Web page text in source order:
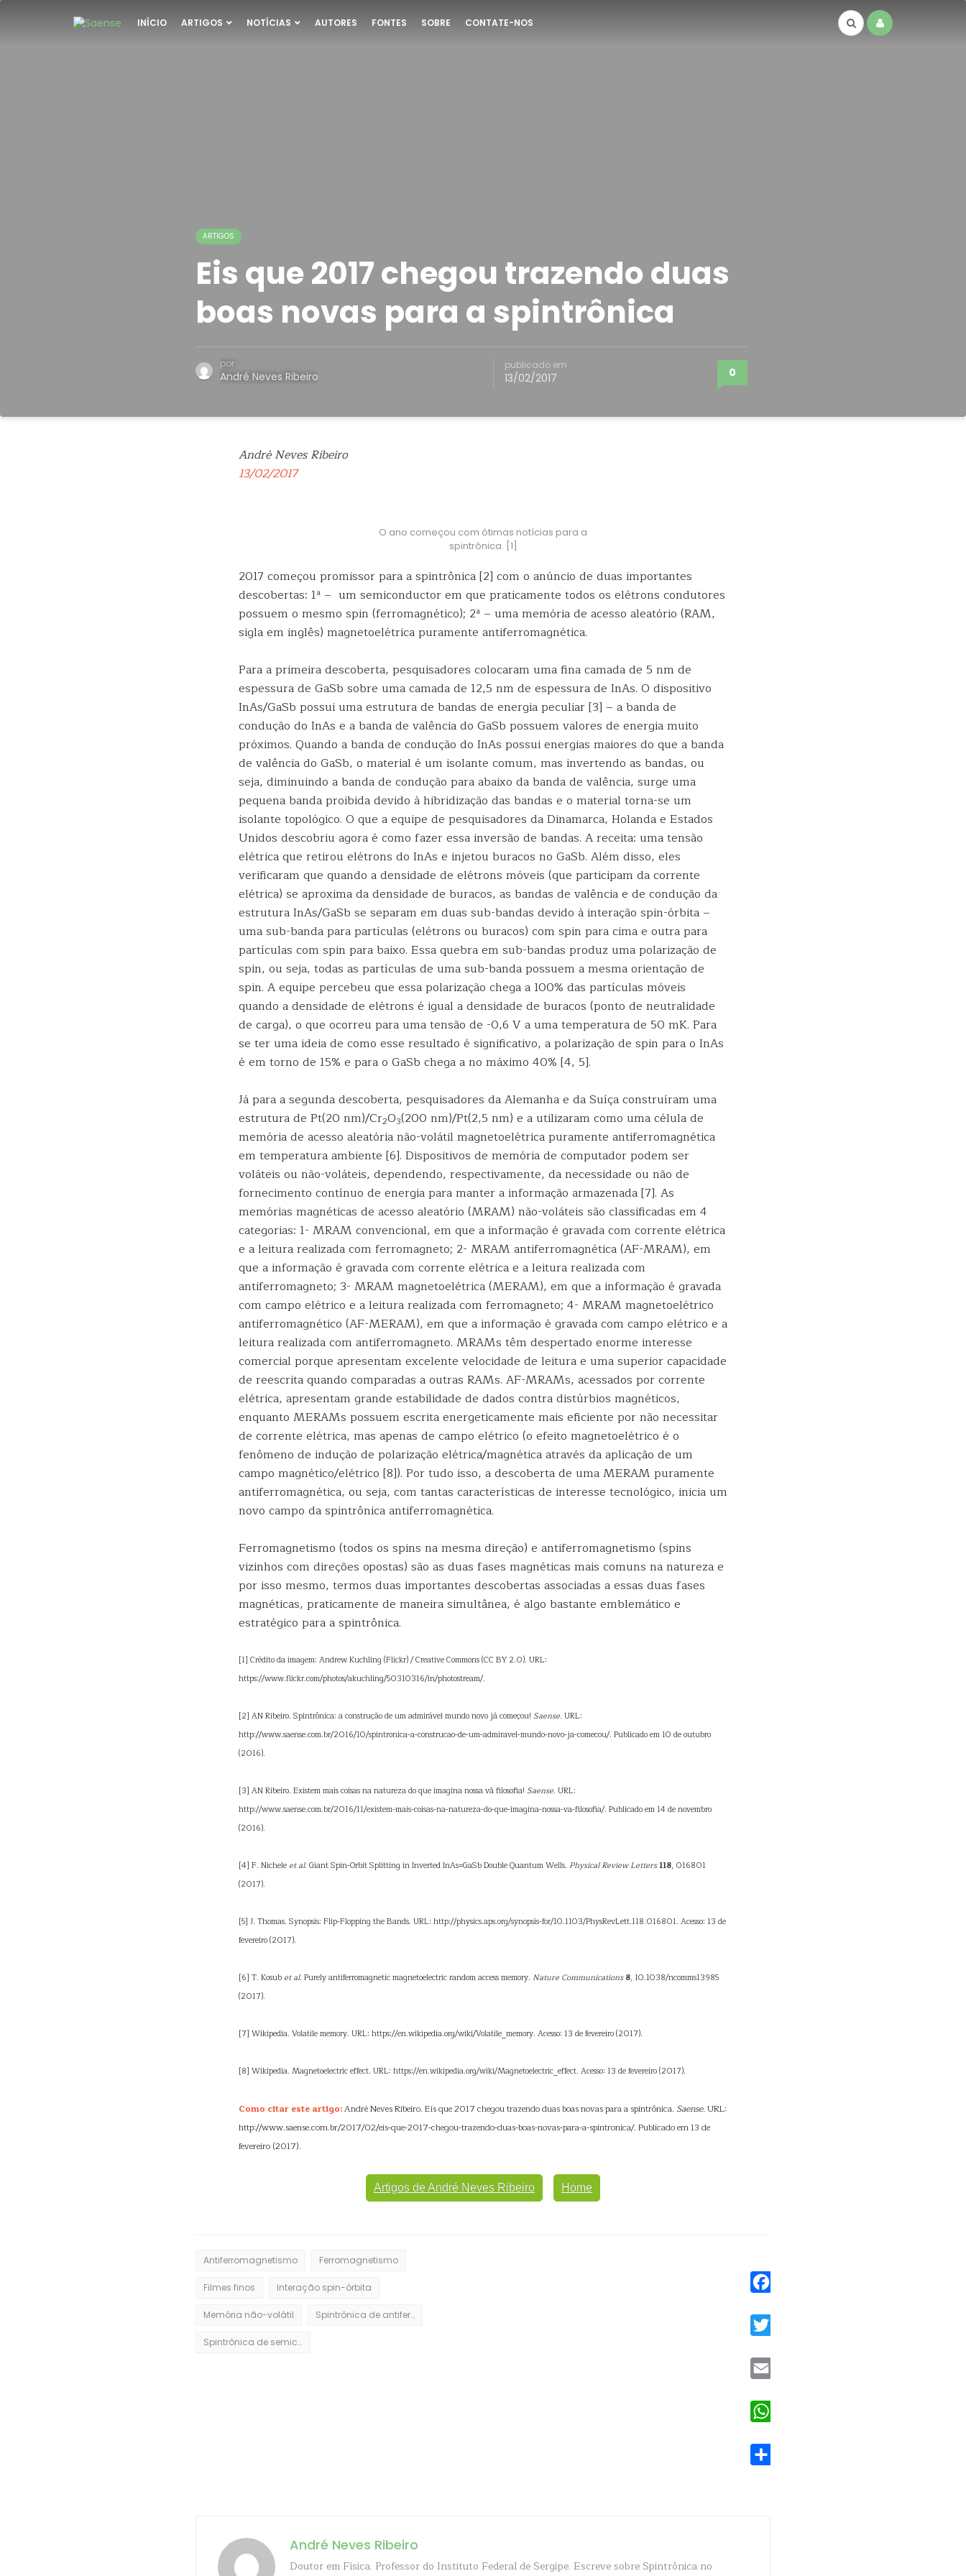
INÍCIO ARTIGOS NOTÍCIAS AUTORES FONTES SOBRE CONTATE-NOS
ARTIGOS
Eis que 2017 chegou trazendo duas
boas novas para a spintrônica
por
André Neves Ribeiro
publicado em
13/02/2017 0
André Neves Ribeiro
13/02/2017
O ano começou com ótimas notícias para a
spintrônica. [1]
2017 começou promissor para a spintrônica [2] com o anúncio de duas importantes
descobertas: 1ª – um semiconductor em que praticamente todos os elétrons condutores
possuem o mesmo spin (ferromagnético); 2ª – uma memória de acesso aleatório (RAM,
sigla em inglês) magnetoelétrica puramente antiferromagnética.
Para a primeira descoberta, pesquisadores colocaram uma fina camada de 5 nm de
espessura de GaSb sobre uma camada de 12,5 nm de espessura de InAs. O dispositivo
InAs/GaSb possui uma estrutura de bandas de energia peculiar [3] – a banda de
condução do InAs e a banda de valência do GaSb possuem valores de energia muito
próximos. Quando a banda de condução do InAs possui energias maiores do que a banda
de valência do GaSb, o material é um isolante comum, mas invertendo as bandas, ou
seja, diminuindo a banda de condução para abaixo da banda de valência, surge uma
pequena banda proibida devido à hibridização das bandas e o material torna-se um
isolante topológico. O que a equipe de pesquisadores da Dinamarca, Holanda e Estados
Unidos descobriu agora é como fazer essa inversão de bandas. A receita: uma tensão
elétrica que retirou elétrons do InAs e injetou buracos no GaSb. Além disso, eles
verificaram que quando a densidade de elétrons móveis (que participam da corrente
elétrica) se aproxima da densidade de buracos, as bandas de valência e de condução da
estrutura InAs/GaSb se separam em duas sub-bandas devido à interação spin-órbita –
uma sub-banda para partículas (elétrons ou buracos) com spin para cima e outra para
partículas com spin para baixo. Essa quebra em sub-bandas produz uma polarização de
spin, ou seja, todas as partículas de uma sub-banda possuem a mesma orientação de
spin. A equipe percebeu que essa polarização chega a 100% das partículas móveis
quando a densidade de elétrons é igual a densidade de buracos (ponto de neutralidade
de carga), o que ocorreu para uma tensão de -0,6 V a uma temperatura de 50 mK. Para
se ter uma ideia de como esse resultado é significativo, a polarização de spin para o InAs
é em torno de 15% e para o GaSb chega a no máximo 40% [4, 5].
Já para a segunda descoberta, pesquisadores da Alemanha e da Suíça construíram uma
estrutura de Pt(20 nm)/Cr2O3(200 nm)/Pt(2,5 nm) e a utilizaram como uma célula de
memória de acesso aleatória não-volátil magnetoelétrica puramente antiferromagnética
em temperatura ambiente [6]. Dispositivos de memória de computador podem ser
voláteis ou não-voláteis, dependendo, respectivamente, da necessidade ou não de
fornecimento contínuo de energia para manter a informação armazenada [7]. As
memórias magnéticas de acesso aleatório (MRAM) não-voláteis são classificadas em 4
categorias: 1- MRAM convencional, em que a informação é gravada com corrente elétrica
e a leitura realizada com ferromagneto; 2- MRAM antiferromagnética (AF-MRAM), em
que a informação é gravada com corrente elétrica e a leitura realizada com
antiferromagneto; 3- MRAM magnetoelétrica (MERAM), em que a informação é gravada
com campo elétrico e a leitura realizada com ferromagneto; 4- MRAM magnetoelétrico
antiferromagnético (AF-MERAM), em que a informação é gravada com campo elétrico e a
leitura realizada com antiferromagneto. MRAMs têm despertado enorme interesse
comercial porque apresentam excelente velocidade de leitura e uma superior capacidade
de reescrita quando comparadas a outras RAMs. AF-MRAMs, acessados por corrente
elétrica, apresentam grande estabilidade de dados contra distúrbios magnéticos,
enquanto MERAMs possuem escrita energeticamente mais eficiente por não necessitar
de corrente elétrica, mas apenas de campo elétrico (o efeito magnetoelétrico é o
fenômeno de indução de polarização elétrica/magnética através da aplicação de um
campo magnético/elétrico [8]). Por tudo isso, a descoberta de uma MERAM puramente
antiferromagnética, ou seja, com tantas características de interesse tecnológico, inicia um
novo campo da spintrônica antiferromagnética.
Ferromagnetismo (todos os spins na mesma direção) e antiferromagnetismo (spins
vizinhos com direções opostas) são as duas fases magnéticas mais comuns na natureza e
por isso mesmo, termos duas importantes descobertas associadas a essas duas fases
magnéticas, praticamente de maneira simultânea, é algo bastante emblemático e
estratégico para a spintrônica.
[1] Crédito da imagem: Andrew Kuchling (Flickr) / Creative Commons (CC BY 2.0). URL:
https://www.flickr.com/photos/akuchling/50310316/in/photostream/.
[2] AN Ribeiro. Spintrônica: a construção de um admirável mundo novo já começou! Saense. URL:
http://www.saense.com.br/2016/10/spintronica-a-construcao-de-um-admiravel-mundo-novo-ja-comecou/. Publicado em 10 de outubro
(2016).
[3] AN Ribeiro. Existem mais coisas na natureza do que imagina nossa vã filosofia! Saense. URL:
http://www.saense.com.br/2016/11/existem-mais-coisas-na-natureza-do-que-imagina-nossa-va-filosofia/. Publicado em 14 de novembro
(2016).
[4] F. Nichele et al. Giant Spin-Orbit Splitting in Inverted InAs=GaSb Double Quantum Wells. Physical Review Letters118, 016801
(2017).
[5] J. Thomas. Synopsis: Flip-Flopping the Bands. URL: http://physics.aps.org/synopsis-for/10.1103/PhysRevLett.118.016801. Acesso: 13 de
fevereiro (2017).
[6] T. Kosub et al. Purely antiferromagnetic magnetoelectric random access memory. Nature Communications 8, 10.1038/ncomms13985
(2017).
[7] Wikipedia. Volatile memory. URL: https://en.wikipedia.org/wiki/Volatile_memory. Acesso: 13 de fevereiro (2017).
[8] Wikipedia. Magnetoelectric effect. URL: https://en.wikipedia.org/wiki/Magnetoelectric_effect. Acesso: 13 de fevereiro (2017).
Como citar este artigo:André Neves Ribeiro. Eis que 2017 chegou trazendo duas boas novas para a spintrônica. Saense. URL:
http://www.saense.com.br/2017/02/eis-que-2017-chegou-trazendo-duas-boas-novas-para-a-spintronica/. Publicado em 13 de
fevereiro (2017).
Artigos de André Neves Ribeiro Home
Antiferromagnetismo Ferromagnetismo
Filmes finos Interação spin-órbita
Memória não-volátil Spintrônica de antiferromagnetos
Spintrônica de semicondutores
André Neves Ribeiro
Doutor em Física. Professor do Instituto Federal de Sergipe. Escreve sobre Spintrônica no